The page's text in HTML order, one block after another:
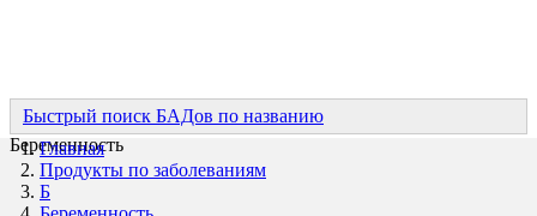
Быстрый поиск БАДов по названию
Беременность
Главная
Продукты по заболеваниям
Б